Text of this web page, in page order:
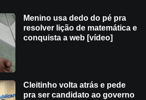
Menino usa dedo do pé pra
resolver lição de matemática e
conquista a web [vídeo]
Cleitinho volta atrás e pede
pra ser candidato ao governo